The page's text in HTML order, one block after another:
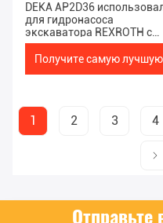
DEKA AP2D36
для гидронасоса
экскаватора REXROTH с
небольшим размером и
легковесом
Получите самую лучшую
1 2 3 4